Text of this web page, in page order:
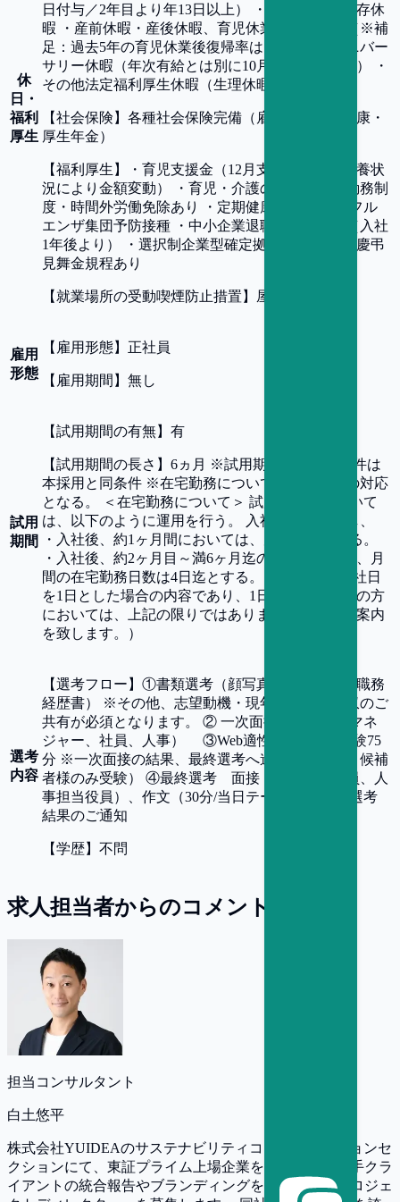
休
日・
福利
厚生
日付与／2年目より年13日以上） ・慶弔休暇 ・保存休
暇 ・産前休暇・産後休暇、育児休業、介護休業（※補
足：過去5年の育児休業後復帰率は100％） ・アニバー
サリー休暇（年次有給とは別に10月1日に1日付与） ・
その他法定福利厚生休暇（生理休暇等）
【社会保険 】 各種社会保険完備（雇用・労災・健康・
厚生年金）
【福利厚生 】
・育児支援金（12月支給／人数・扶養状
況により金額変動） ・育児・介護のための時短勤務制
度・時間外労働免除あり ・定期健康診断 ・インフル
エンザ集団予防接種 ・中小企業退職金共済加入（入社
1年後より） ・選択制企業型確定拠出年金制度 ・慶弔
見舞金規程あり
【 就業場所の受動喫煙防止措置 】 屋内全面禁煙
雇用
形態
【 雇用形態】 正社員
【 雇用期間 】 無し
試用
期間
【試用期間の有無】 有
【試用期間の長さ 】 6ヵ月 ※試用期間中の労働条件は
本採用と同条件 ※在宅勤務についてのみ、以下の対応
となる。 ＜在宅勤務について＞ 試用期間中において
は、以下のように運用を行う。 入社日を基準とし、
・入社後、約1ヶ月間においては、完全出社とする。
・入社後、約2ヶ月目～満6ヶ月迄の間においては、月
間の在宅勤務日数は4日迄とする。 （上記は、入社日
を1日とした場合の内容であり、1日以外の入社日の方
においては、上記の限りではありません。別途ご案内
を致します。）
選考
内容
【選考フロー 】 ①書類選考（顔写真付き履歴書／職務
経歴書） ※その他、志望動機・現年収・希望年収のご
共有が必須となります。 ② 一次面接（配属部署マネ
ジャー、社員、人事） ③Web適性検査（web受験75
分 ※一次面接の結果、最終選考へ進んでいただく候補
者様のみ受験） ④最終選考 面接（事業担当役員、人
事担当役員）、作文（30分/当日テーマ提示） ⑤選考
結果のご通知
【学歴】 不問
求人担当者からのコメント
担当コンサルタント
白土悠平
株式会社YUIDEAのサステナビリティコミュニケーションセ
クションにて、東証プライム上場企業を中心とする大手クラ
イアントの統合報告やブランディングを形にする「プロジェ